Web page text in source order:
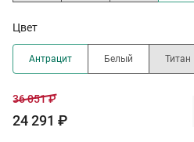
Цвет
Антрацит Белый Титан
36 051 ₽
24 291 ₽